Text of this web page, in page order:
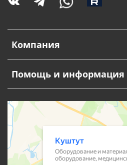
Компания
Помощь и информация